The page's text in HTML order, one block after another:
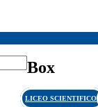
Box
LICEO SCIENTIFICO